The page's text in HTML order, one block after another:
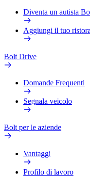
Diventa un autista
Aggiungi il tuo
Bolt Drive
Domande Frequenti
Segnala veicolo
Bolt per le aziende
Vantaggi
Profilo di lavoro